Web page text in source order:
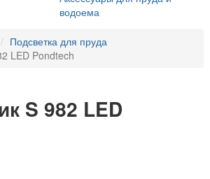
водоема
Подсветка для пруда
LED Pondtech
S 982 LED